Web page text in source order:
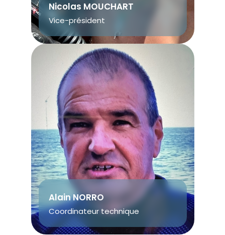
Nicolas MOUCHART
Vice-président
Alain NORRO
Coordinateur technique